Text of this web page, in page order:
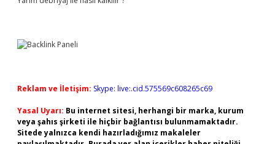
Reklam ve İletişim: Skype: live:.cid.575569c608265c69
Yasal Uyarı: Bu internet sitesi, herhangi bir marka, kurum
veya şahıs şirketi ile hiçbir bağlantısı bulunmamaktadır.
Sitede yalnızca kendi hazırladığımız makaleler